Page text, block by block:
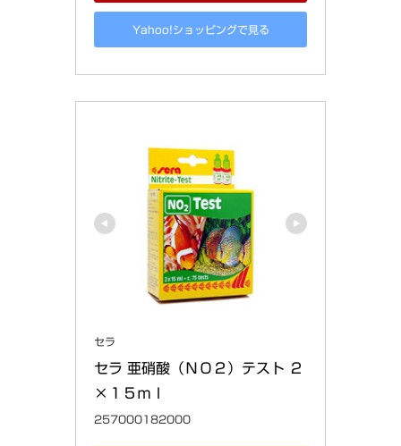
Yahoo!ショッピングで見る
セラ
セラ 亜硝酸（ＮＯ２）テスト ２
×１５ｍｌ
257000182000